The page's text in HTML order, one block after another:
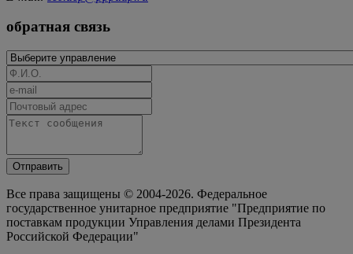
обратная связь
Отправить
Все права защищены © 2004-2026. Федеральное
государственное унитарное предприятие "Предприятие по
поставкам продукции Управления делами Президента
Российской Федерации"